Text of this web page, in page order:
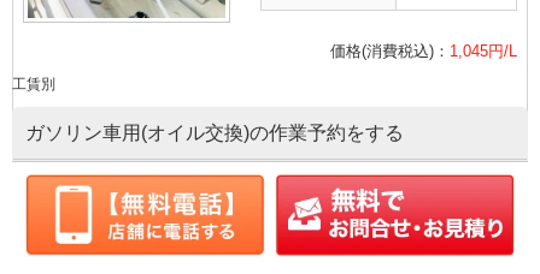
価格(消費税込)： 1,045円/L
工賃別
ガソリン車用(オイル交換)の作業予約をする